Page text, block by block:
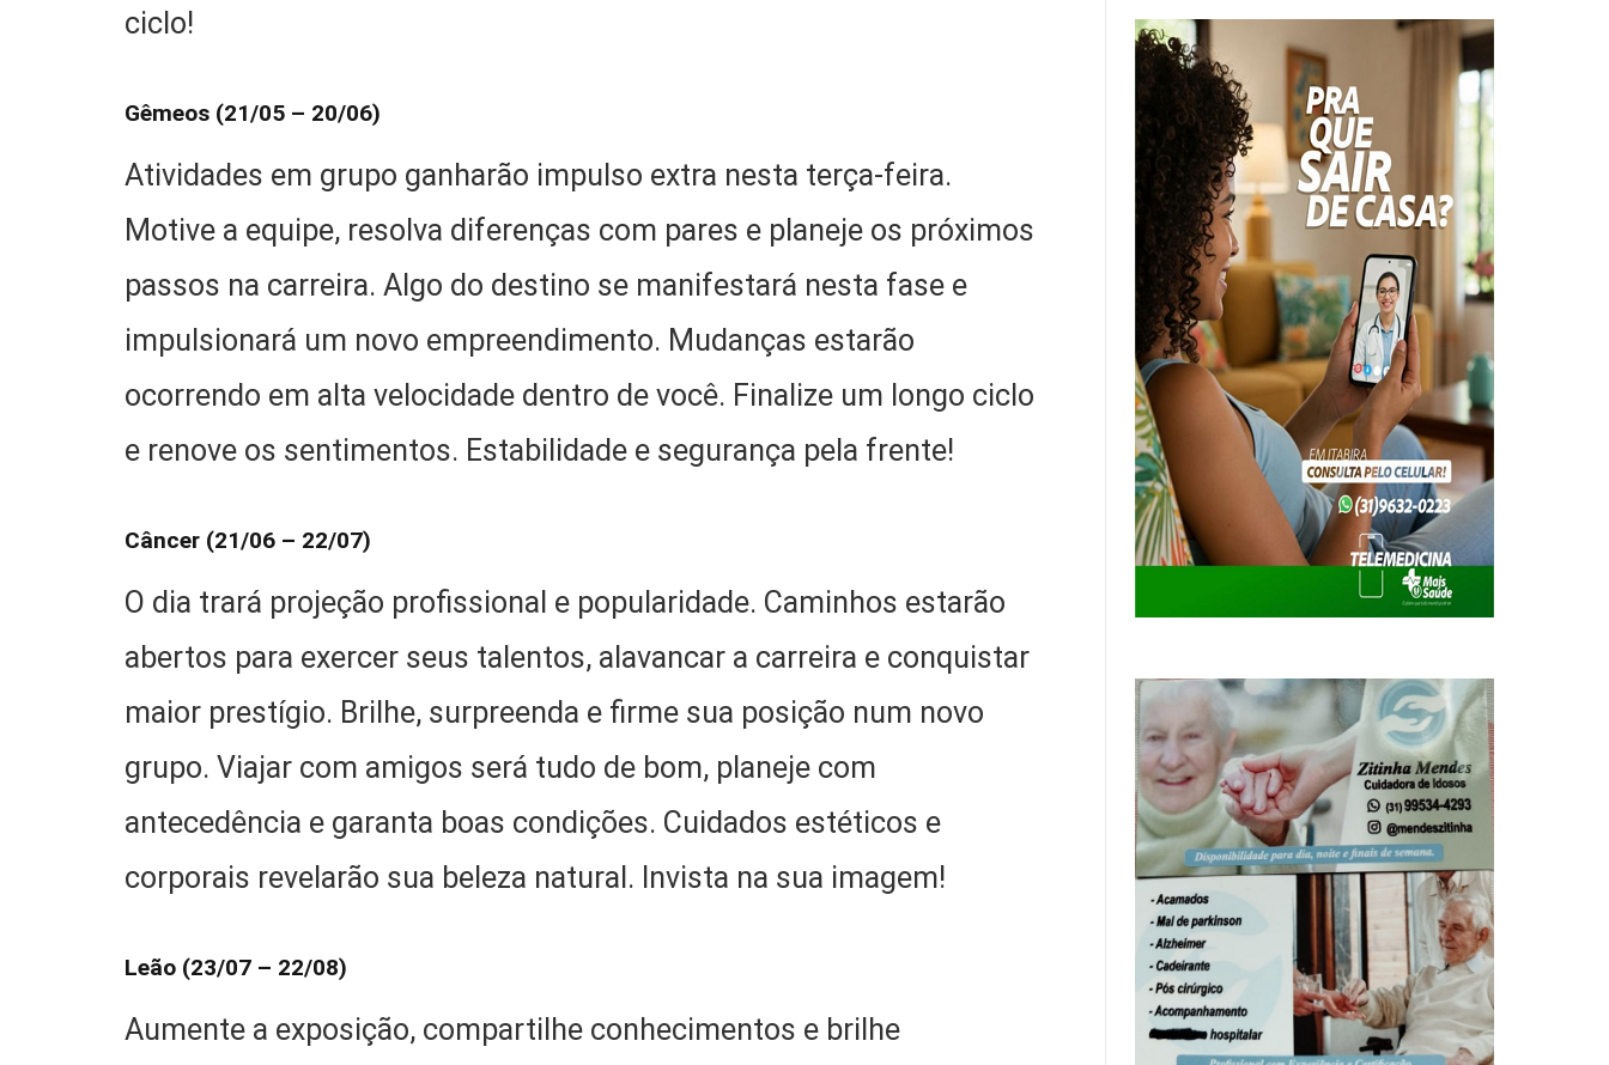
ciclo!
Gêmeos (21/05 – 20/06)
Atividades em grupo ganharão impulso extra nesta terça-feira.
Motive a equipe, resolva diferenças com pares e planeje os próximos
passos na carreira. Algo do destino se manifestará nesta fase e
impulsionará um novo empreendimento. Mudanças estarão
ocorrendo em alta velocidade dentro de você. Finalize um longo ciclo
e renove os sentimentos. Estabilidade e segurança pela frente!
Câncer (21/06 – 22/07)
O dia trará projeção profissional e popularidade. Caminhos estarão
abertos para exercer seus talentos, alavancar a carreira e conquistar
maior prestígio. Brilhe, surpreenda e firme sua posição num novo
grupo. Viajar com amigos será tudo de bom, planeje com
antecedência e garanta boas condições. Cuidados estéticos e
corporais revelarão sua beleza natural. Invista na sua imagem!
Leão (23/07 – 22/08)
Aumente a exposição, compartilhe conhecimentos e brilhe